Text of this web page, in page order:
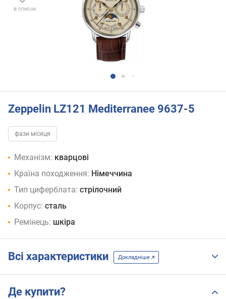
в список
Zeppelin LZ121 Mediterranee 9637-5
фази місяця
Механізм: кварцові
Країна походження: Німеччина
Тип циферблата: стрілочний
Корпус: сталь
Ремінець: шкіра
Всі характеристики Докладніше
Де купити?